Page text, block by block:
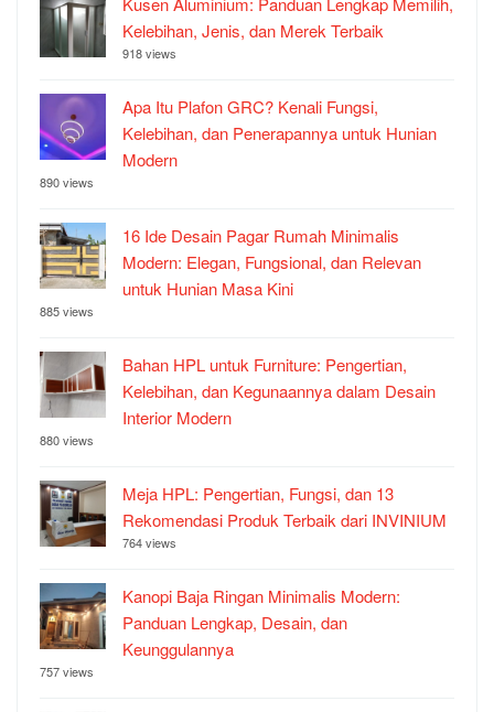
Kelebihan, Jenis, dan Merek Terbaik
918 views
Apa Itu Plafon GRC? Kenali Fungsi,
Kelebihan, dan Penerapannya untuk Hunian
Modern
890 views
16 Ide Desain Pagar Rumah Minimalis
Modern: Elegan, Fungsional, dan Relevan
untuk Hunian Masa Kini
885 views
Bahan HPL untuk Furniture: Pengertian,
Kelebihan, dan Kegunaannya dalam Desain
Interior Modern
880 views
Meja HPL: Pengertian, Fungsi, dan 13
Rekomendasi Produk Terbaik dari INVINIUM
764 views
Kanopi Baja Ringan Minimalis Modern:
Panduan Lengkap, Desain, dan
Keunggulannya
757 views